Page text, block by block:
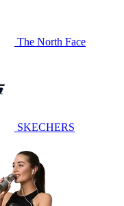
The North Face
SKECHERS